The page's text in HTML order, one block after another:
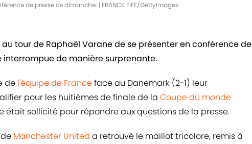
de presse ce dimanche. | FRANCK FIFE/GettyImages
tour de Raphaël Varane de se présenter en conférence de
interrompue de manière surprenante.
de l'équipe de Franceface au Danemark (2-1) leur
pour les huitièmes de finale de la Coupe du monde
était sollicité pour répondre aux questions de la presse.
Manchester United a retrouvé le maillot tricolore, remis à